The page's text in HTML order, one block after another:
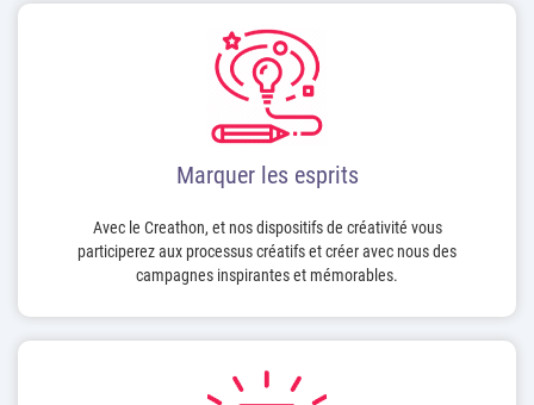
Marquer les esprits
Avec le Creathon, et nos dispositifs de créativité vous
participerez aux processus créatifs et créer avec nous des
campagnes inspirantes et mémorables.